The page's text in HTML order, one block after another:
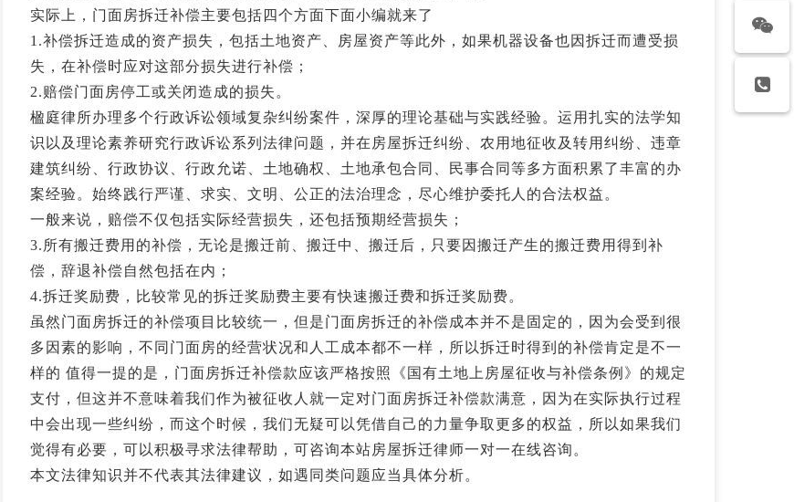
实际上，门面房拆迁补偿主要包括四个方面下面小编就来了
1.补偿拆迁造成的资产损失，包括土地资产、房屋资产等此外，如果机器设备也因拆迁而遭受损
失，在补偿时应对这部分损失进行补偿；
2.赔偿门面房停工或关闭造成的损失。
楹庭律所办理多个行政诉讼领域复杂纠纷案件，深厚的理论基础与实践经验。运用扎实的法学知
识以及理论素养研究行政诉讼系列法律问题，并在房屋拆迁纠纷、农用地征收及转用纠纷、违章
建筑纠纷、行政协议、行政允诺、土地确权、土地承包合同、民事合同等多方面积累了丰富的办
案经验。始终践行严谨、求实、文明、公正的法治理念，尽心维护委托人的合法权益。
一般来说，赔偿不仅包括实际经营损失，还包括预期经营损失；
3.所有搬迁费用的补偿，无论是搬迁前、搬迁中、搬迁后，只要因搬迁产生的搬迁费用得到补
偿，辞退补偿自然包括在内；
4.拆迁奖励费，比较常见的拆迁奖励费主要有快速搬迁费和拆迁奖励费。
虽然门面房拆迁的补偿项目比较统一，但是门面房拆迁的补偿成本并不是固定的，因为会受到很
多因素的影响，不同门面房的经营状况和人工成本都不一样，所以拆迁时得到的补偿肯定是不一
样的 值得一提的是，门面房拆迁补偿款应该严格按照《国有土地上房屋征收与补偿条例》的规定
支付，但这并不意味着我们作为被征收人就一定对门面房拆迁补偿款满意，因为在实际执行过程
中会出现一些纠纷，而这个时候，我们无疑可以凭借自己的力量争取更多的权益，所以如果我们
觉得有必要，可以积极寻求法律帮助，可咨询本站房屋拆迁律师一对一在线咨询。
本文法律知识并不代表其法律建议，如遇同类问题应当具体分析。